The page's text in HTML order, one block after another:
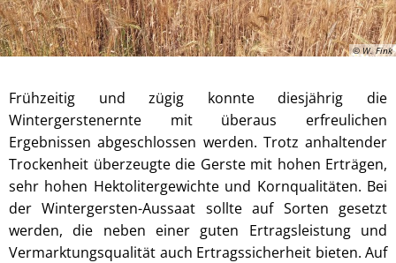
© W. Fink
Frühzeitig und zügig konnte diesjährig die
Wintergerstenernte mit überaus erfreulichen
Ergebnissen abgeschlossen werden. Trotz anhaltender
Trockenheit überzeugte die Gerste mit hohen Erträgen,
sehr hohen Hektolitergewichte und Kornqualitäten. Bei
der Wintergersten-Aussaat sollte auf Sorten gesetzt
werden, die neben einer guten Ertragsleistung und
Vermarktungsqualität auch Ertragssicherheit bieten. Auf